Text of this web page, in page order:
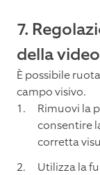
7.
della
È possibile
campo visivo.
Rimuovi la
consentire
corretta
Utilizza la